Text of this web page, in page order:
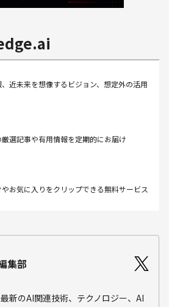
近未来を想像するビジョン、想定外の活用
選記事や有用情報を定期的にお届け
お気に入りをクリップできる無料サービス
集部
新のAI関連技術、テクノロジー、AI